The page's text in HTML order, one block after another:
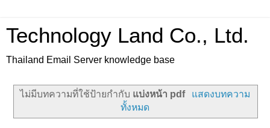
Technology Land Co., Ltd.
Thailand Email Server knowledge base
ไม่มีบทความที่ใช้ป้ายกำกับ แบ่งหน้า pdf
แสดงบทความ
ทั้งหมด